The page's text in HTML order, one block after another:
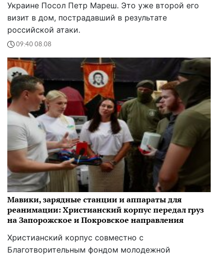
Украине Посол Петр Мареш. Это уже второй его
визит в дом, пострадавший в результате
российской атаки.
09:40 08.08
Мавики, зарядные станции и аппараты для
реанимации: Христианский корпус передал груз
на Запорожское и Покровское направления
Христианский корпус совместно с
Благотворительным фондом молодежной